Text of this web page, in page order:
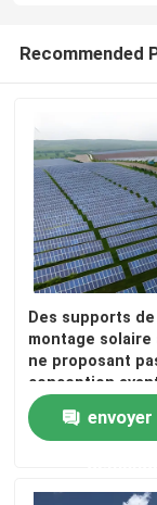
Visite d'usine
Contrôle de
Contactez-
Demandez
Système de
Supports de
Recommended
Des supports de
montage solaire
ne proposant
conception
composants en
aluminium
durables
envoyer